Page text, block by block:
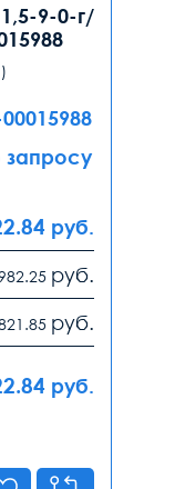
9-0-г/
запросу
руб.
руб.
руб.
руб.